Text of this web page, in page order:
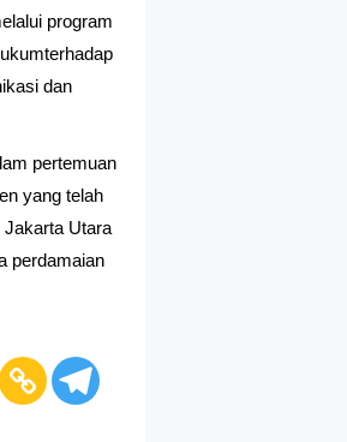
program
dan
pertemuan
yang telah
Utara
perdamaian